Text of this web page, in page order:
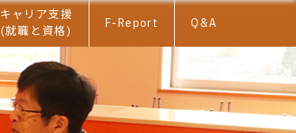
キャリア支援
(就職と資格)
F-Report Q&A